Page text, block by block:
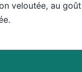
veloutée, au